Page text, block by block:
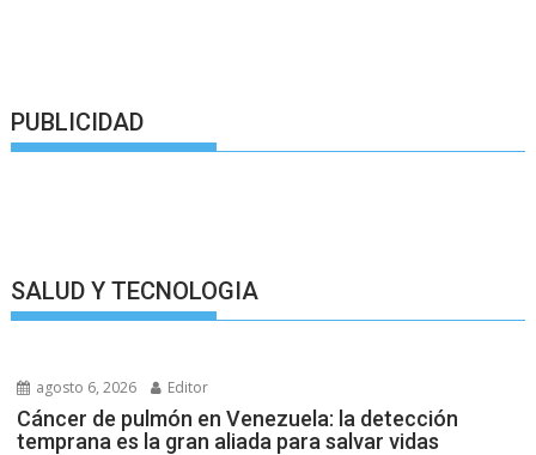
PUBLICIDAD
SALUD Y TECNOLOGIA
agosto 6, 2026 Editor
Cáncer de pulmón en Venezuela: la detección
temprana es la gran aliada para salvar vidas